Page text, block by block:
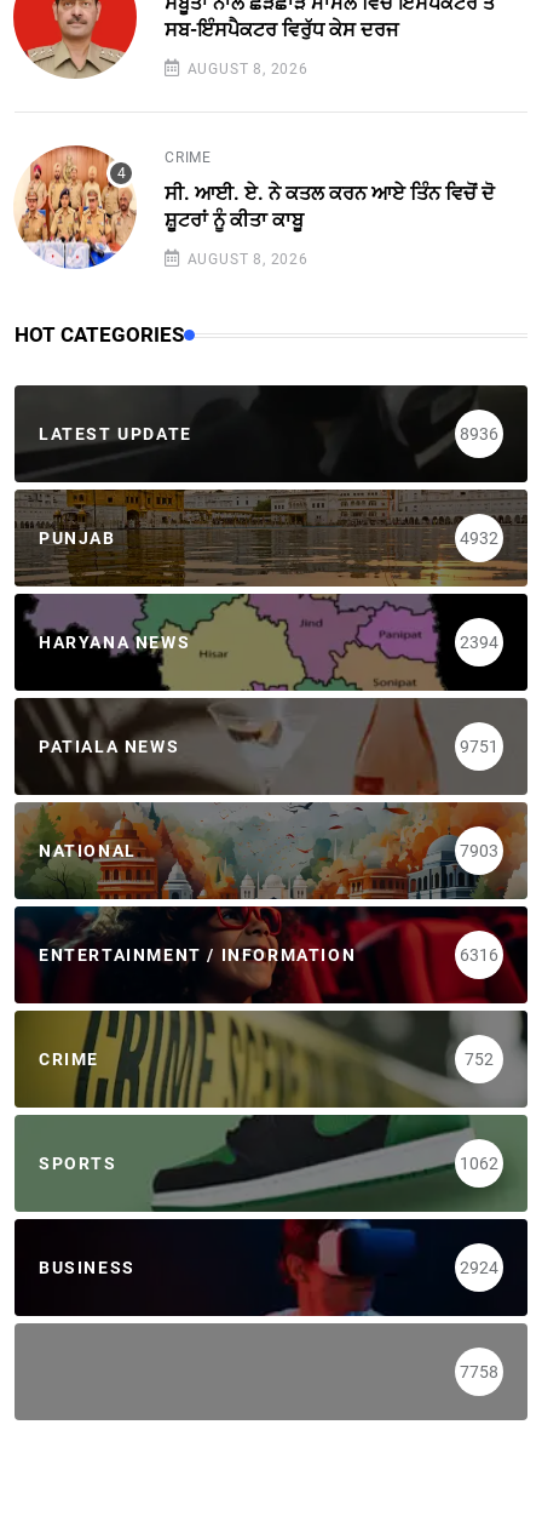
ਸਬ-ਇੰਸਪੈਕਟਰ ਵਿਰੁੱਧ ਕੇਸ ਦਰਜ
AUGUST 8, 2026
CRIME
ਸੀ. ਆਈ. ਏ. ਨੇ ਕਤਲ ਕਰਨ ਆਏ ਤਿੰਨ ਵਿਚੋਂ ਦੋ
ਸ਼ੂਟਰਾਂ ਨੂੰ ਕੀਤਾ ਕਾਬੂ
AUGUST 8, 2026
HOT CATEGORIES
LATEST UPDATE 8936
PUNJAB 4932
HARYANA NEWS 2394
PATIALA NEWS 9751
NATIONAL 7903
ENTERTAINMENT / INFORMATION 6316
CRIME 752
SPORTS 1062
BUSINESS 2924
7758